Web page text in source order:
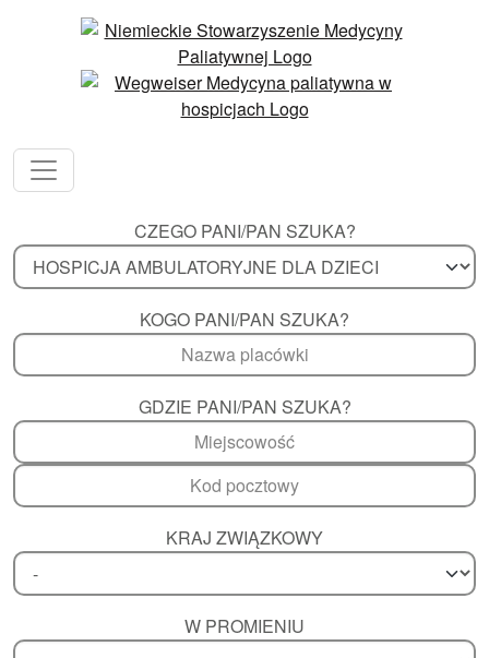
CZEGO PANI/PAN SZUKA?
KOGO PANI/PAN SZUKA?
GDZIE PANI/PAN SZUKA?
KRAJ ZWIĄZKOWY
W PROMIENIU